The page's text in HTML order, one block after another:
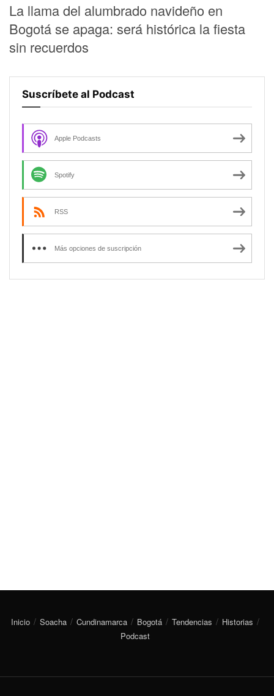
La llama del alumbrado navideño en
Bogotá se apaga: será histórica la fiesta
sin recuerdos
Suscríbete al Podcast
Apple Podcasts
Spotify
RSS
Más opciones de suscripción
Inicio Soacha Cundinamarca Bogotá Tendencias
Historias
Podcast